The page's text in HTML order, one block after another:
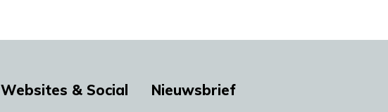
Websites & Social Nieuwsbrief